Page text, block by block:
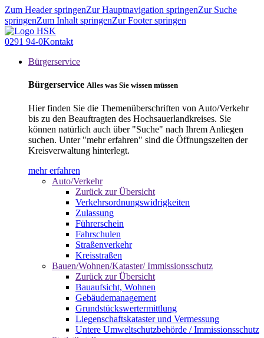
Zum Header springenZur Hauptnavigation springenZur Suche
springenZum Inhalt springenZur Footer springen
0291 94-0Kontakt
Bürgerservice
Bürgerservice Alles was Sie wissen müssen
Hier finden Sie die Themenüberschriften von Auto/Verkehr
bis zu den Beauftragten des Hochsauerlandkreises. Sie
können natürlich auch über "Suche" nach Ihrem Anliegen
suchen. Unter "mehr erfahren" sind die Öffnungszeiten der
Kreisverwaltung hinterlegt.
mehr erfahren
Auto/Verkehr
Zurück zur Übersicht
Verkehrsordnungswidrigkeiten
Zulassung
Führerschein
Fahrschulen
Straßenverkehr
Kreisstraßen
Bauen/Wohnen/Kataster/ Immissionsschutz
Zurück zur Übersicht
Bauaufsicht, Wohnen
Gebäudemanagement
Grundstückswertermittlung
Liegenschaftskataster und Vermessung
Untere Umweltschutzbehörde / Immissionsschutz